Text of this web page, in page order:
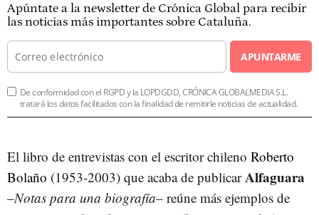
Apúntate a la newsletter de Crónica Global para recibir
las noticias más importantes sobre Cataluña.
APUNTARME
De conformidad con el RGPD y la LOPDGDD, CRÓNICA GLOBALMEDIA S.L.
tratará los datos facilitados con la finalidad de remitirle noticias de actualidad.
El libro de entrevistas con el escritor chileno Roberto
Bolaño (1953-2003) que acaba de publicarAlfaguara
–Notas para una biografía– reúne más ejemplos de